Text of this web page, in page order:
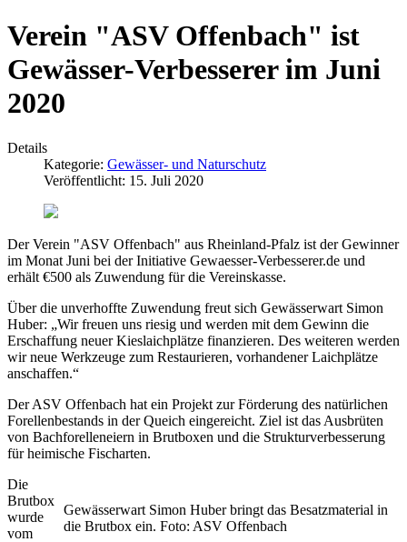
Verein "ASV Offenbach" ist
Gewässer-Verbesserer im Juni
2020
Details
Kategorie: Gewässer- und Naturschutz
Veröffentlicht: 15. Juli 2020
Der Verein "ASV Offenbach" aus Rheinland-Pfalz ist der Gewinner
im Monat Juni bei der Initiative Gewaesser-Verbesserer.de und
erhält €500 als Zuwendung für die Vereinskasse.
Über die unverhoffte Zuwendung freut sich Gewässerwart Simon
Huber: „Wir freuen uns riesig und werden mit dem Gewinn die
Erschaffung neuer Kieslaichplätze finanzieren. Des weiteren werden
wir neue Werkzeuge zum Restaurieren, vorhandener Laichplätze
anschaffen.“
Der ASV Offenbach hat ein Projekt zur Förderung des natürlichen
Forellenbestands in der Queich eingereicht. Ziel ist das Ausbrüten
von Bachforelleneiern in Brutboxen und die Strukturverbesserung
für heimische Fischarten.
Gewässerwart Simon Huber bringt das Besatzmaterial in
die Brutbox ein. Foto: ASV Offenbach
Die
Brutbox
wurde
vom